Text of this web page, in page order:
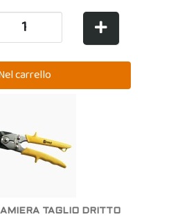
TAGLIO DRITTO